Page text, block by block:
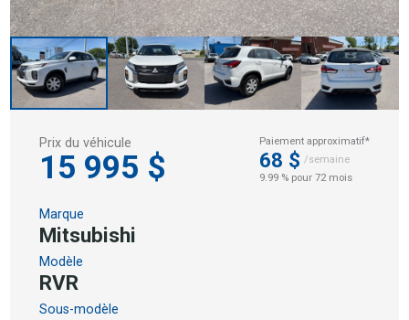
Prix du véhicule
15 995 $
Paiement approximatif*
68 $ /semaine
9.99 % pour 72 mois
Marque
Mitsubishi
Modèle
RVR
Sous-modèle